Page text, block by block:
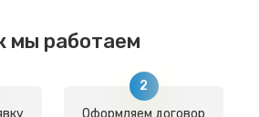
мы работаем
Оформляем договор